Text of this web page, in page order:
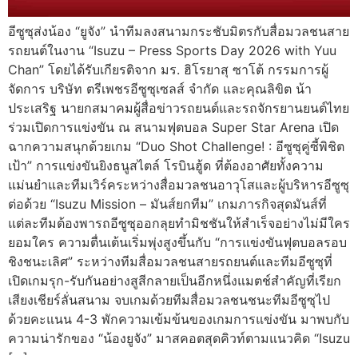
อีซูซุส่งน้อง “ยูจัง” นำทีมลงสนามกระชับมิตรกับสื่อมวลชนสาย
รถยนต์ในงาน “Isuzu – Press Sports Day 2026 with Yuu
Chan” โดยได้รับเกียรติจาก มร. ฮิโรยาสุ ซาโต้ กรรมการผู้
จัดการ บริษัท ตรีเพชรอีซูซุเซลส์ จำกัด และคุณลิขิต น้า
ประเสริฐ นายกสมาคมผู้สื่อข่าวรถยนต์และรถจักรยานยนต์ไทย
ร่วมเปิดการแข่งขัน ณ สนามฟุตบอล Super Star Arena เปิด
ฉากความสนุกด้วยเกม “Duo Shot Challenge! : อีซูซุคู่ซี้พิชิต
เป้า” การแข่งขันยิงธนูสไตล์ โรบินฮู้ด ที่ต้องอาศัยทั้งความ
แม่นยำและทีมเวิร์คระหว่างสื่อมวลชนอาวุโสและผู้บริหารอีซูซุ
ต่อด้วย “Isuzu Mission – มันส์ยกทีม” เกมภารกิจสุดมันส์ที่
แต่ละทีมต้องพารถอีซูซุออกลุยทำมิชชันให้สำเร็จอย่างไม่มีใคร
ยอมใคร ความตื่นเต้นเริ่มพุ่งสูงขึ้นกับ “การแข่งขันฟุตบอลรอบ
ชิงชนะเลิศ” ระหว่างทีมสื่อมวลชนสายรถยนต์และทีมอีซูซุที่
เปิดเกมรุก-รับกันอย่างสูสีกลายเป็นอีกหนึ่งแมตช์สำคัญที่เรียก
เสียงเชียร์ลั่นสนาม จบเกมด้วยทีมสื่อมวลชนชนะทีมอีซูซุไป
ด้วยคะแนน 4-3 พักความเข้มข้นของเกมการแข่งขัน มาพบกับ
ความน่ารักของ “น้องยูจัง” มาสคอตสุดคิวท์ตามแนวคิด “Isuzu